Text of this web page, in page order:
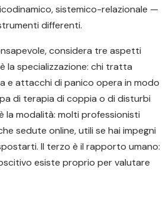
sistemico-relazionale —
differenti.
considera tre aspetti
la specializzazione: chi tratta
e attacchi di panico opera in modo
di terapia di coppia o di disturbi
la modalità: molti professionisti
sedute online, utili se hai impegni
Il terzo è il rapporto umano:
esiste proprio per valutare